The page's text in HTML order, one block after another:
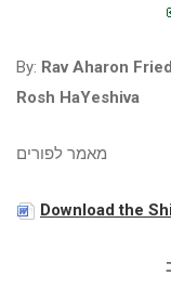
By: Rav Aharon
Rosh HaYeshiva
מאמר לפורים
Download the